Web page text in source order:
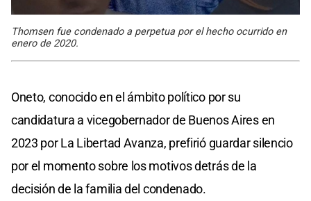
Thomsen fue condenado a perpetua por el hecho ocurrido en
enero de 2020.
Oneto, conocido en el ámbito político por su
candidatura a vicegobernador de Buenos Aires en
2023 por La Libertad Avanza, prefirió guardar silencio
por el momento sobre los motivos detrás de la
decisión de la familia del condenado.